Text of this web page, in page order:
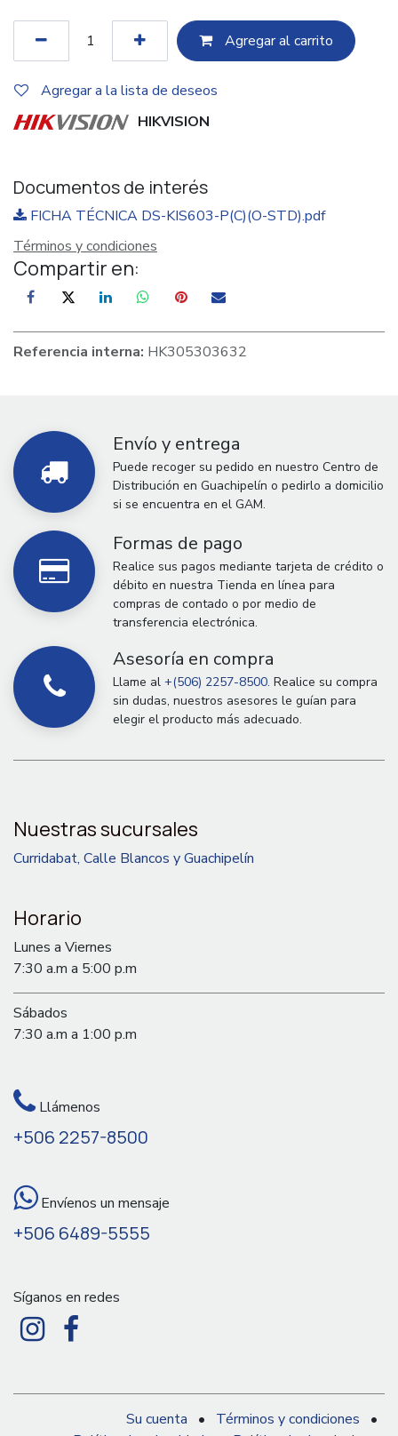
Agregar al c​​arrito
Agregar a la lista de deseos
HIKVISION
Documentos de interés
FICHA TÉCNICA DS-KIS603-P(C)(O-STD).pdf
Términos y condiciones
Compartir en:
Referencia interna: HK305303632
Envío y entrega
Puede recoger su pedido en nuestro Centro de
Distribución en Guachipelín o pedirlo a domicilio
si se encuentra en el GAM.
Formas de pago
Realice sus pagos mediante tarjeta de crédito o
débito en nuestra Tienda en línea para
compras de contado o por medio de
transferencia electrónica.
Asesoría en compra
Llame al +(506) 2257-8500. Realice su compra
sin dudas, nuestros asesores le guían para
elegir el producto más adecuado.
Nuestras sucursales
Curridabat, Calle Blancos y Guachipelín
Horario
Lunes a Viernes
7:30 a.m a 5:00 p.m
Sábados
7:30 a.m a 1:00 p.m
Llámenos
+506 2257-8500
Envíenos un mensaje
+506 6489-5555
Síganos en redes
Su cuenta • Términos y condiciones
•